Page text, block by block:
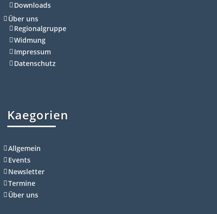
Downloads
Über uns
Regionalgruppe
Widmung
Impressum
Datenschutz
Kaegorien
Allgemein
Events
Newsletter
Termine
Über uns